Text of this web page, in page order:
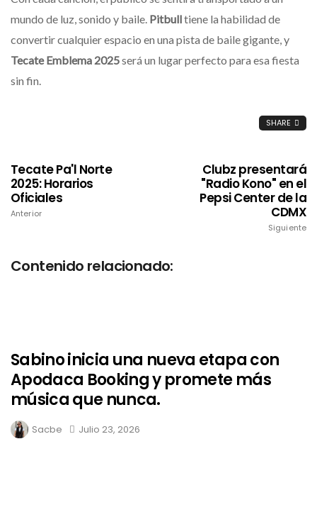
mundo de luz, sonido y baile. Pitbulltiene la habilidad de
convertir cualquier espacio en una pista de baile gigante, y
Tecate Emblema 2025será un lugar perfecto para esa fiesta
sin fin.
SHARE
Tecate Pa'l Norte
2025: Horarios
Oficiales
Anterior
Clubz presentará
"Radio Kono" en el
Pepsi Center de la
CDMX
Siguiente
Contenido relacionado:
Sabino inicia una nueva etapa con
Apodaca Booking y promete más
música que nunca.
Sacbe Julio 23, 2026